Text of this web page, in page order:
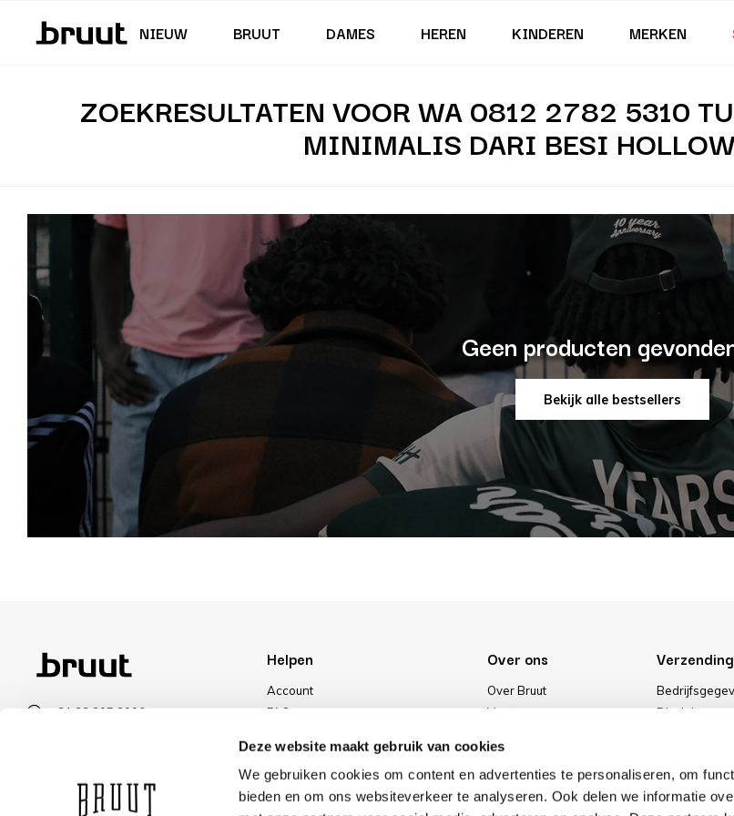
Deze website maakt gebruik van cookies
We gebruiken cookies om content en advertenties te personaliseren, om
bieden en om ons websiteverkeer te analyseren. Ook delen we informatie
NIEUW BRUUT
Korte Broeken
DAMES
Rokken & Jurken
HEREN
Zwembroeken
KINDEREN
Junior (122 - 170 CM)
MERKEN
ZOEKRESULTATEN VOOR WA 0812 2782 5310
MINIMALIS DARI BESI
Geen producten
Bekijk alle bestsellers
+31 23 205 2006
OPENINGSTIJDEN
Helpen
Account
FAQ
Betalen
Levering
Kortingen
Over ons
Over Bruut
Vacatures
Onze winkel
Verzending
Disclaimer
Cookies